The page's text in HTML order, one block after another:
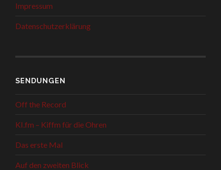
Impressum
Datenschutzerklärung
SENDUNGEN
Off the Record
KI.fm – Kiffm für die Ohren
Das erste Mal
Auf den zweiten Blick